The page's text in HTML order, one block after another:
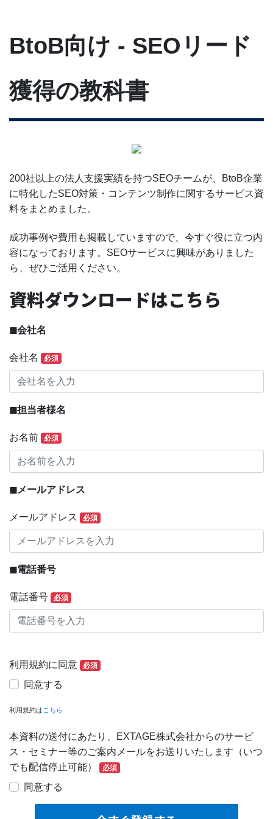
BtoB向け - SEOリード
獲得の教科書
200社以上の法人支援実績を持つSEOチームが、BtoB企業
に特化したSEO対策・コンテンツ制作に関するサービス資
料をまとめました。
成功事例や費用も掲載していますので、今すぐ役に立つ内
容になっております。SEOサービスに興味がありました
ら、ぜひご活用ください。
資料ダウンロードはこちら
◼︎会社名
会社名 必須
◼︎担当者様名
お名前 必須
◼︎メールアドレス
メールアドレス 必須
◼︎電話番号
電話番号 必須
利用規約に同意 必須
同意する
利用規約は こちら
本資料の送付にあたり、EXTAGE株式会社からのサービ
ス・セミナー等のご案内メールをお送りいたします（いつ
でも配信停止可能）
必須
同意する